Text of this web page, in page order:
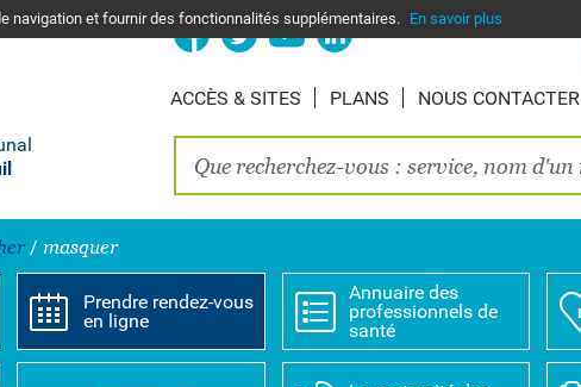
navigation et fournir des fonctionnalités supplémentaires. En savoir plus
ACCÈS & SITES PLANS NOUS CONTACTER
/ masquer
Prendre rendez-vous
en ligne
Annuaire des
professionnels de
santé